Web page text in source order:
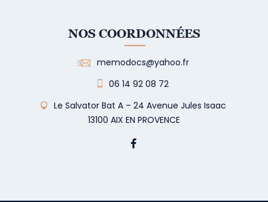
NOS COORDONNÉES
memodocs@yahoo.fr
06 14 92 08 72
Le Salvator Bat A – 24 Avenue Jules Isaac
13100 AIX EN PROVENCE